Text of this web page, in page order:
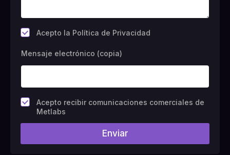
* Acepto la Política de Privacidad
Mensaje electrónico (copia)
C
a
p
#
Acepto recibir comunicaciones comerciales de
Metlabs
Enviar